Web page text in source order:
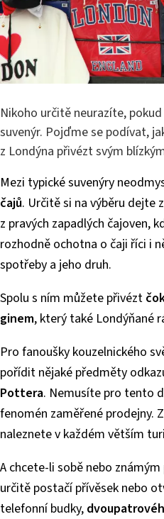
Nikoho určitě neurazíte,
suvenýr. Pojďme se podívat,
z Londýna přivézt svým
Mezi typické suvenýry
čajů. Určitě si na výběru dejte
z pravých zapadlých čajoven,
rozhodně ochotna o čaji říci i
spotřeby a jeho druh.
Spolu s ním můžete přivézt
ginem, který také Londýňané
Pro fanoušky kouzelnického
pořídit nějaké předměty
Pottera. Nemusíte pro tento
fenomén zaměřené prodejny.
naleznete v každém větším
A chcete-li sobě nebo
určitě postačí přívěsek nebo
telefonní budky,